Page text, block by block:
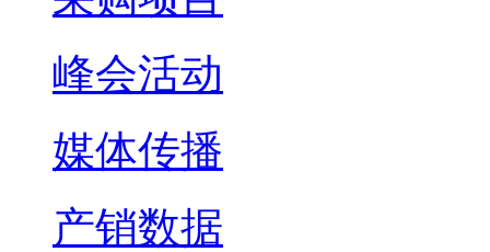
峰会活动
媒体传播
产销数据